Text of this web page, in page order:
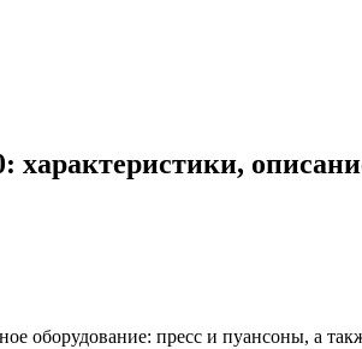
оборудование: пресс и пуансоны, а